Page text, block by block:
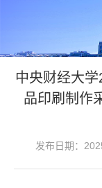
中央财经大
品印刷制作
发布日期：